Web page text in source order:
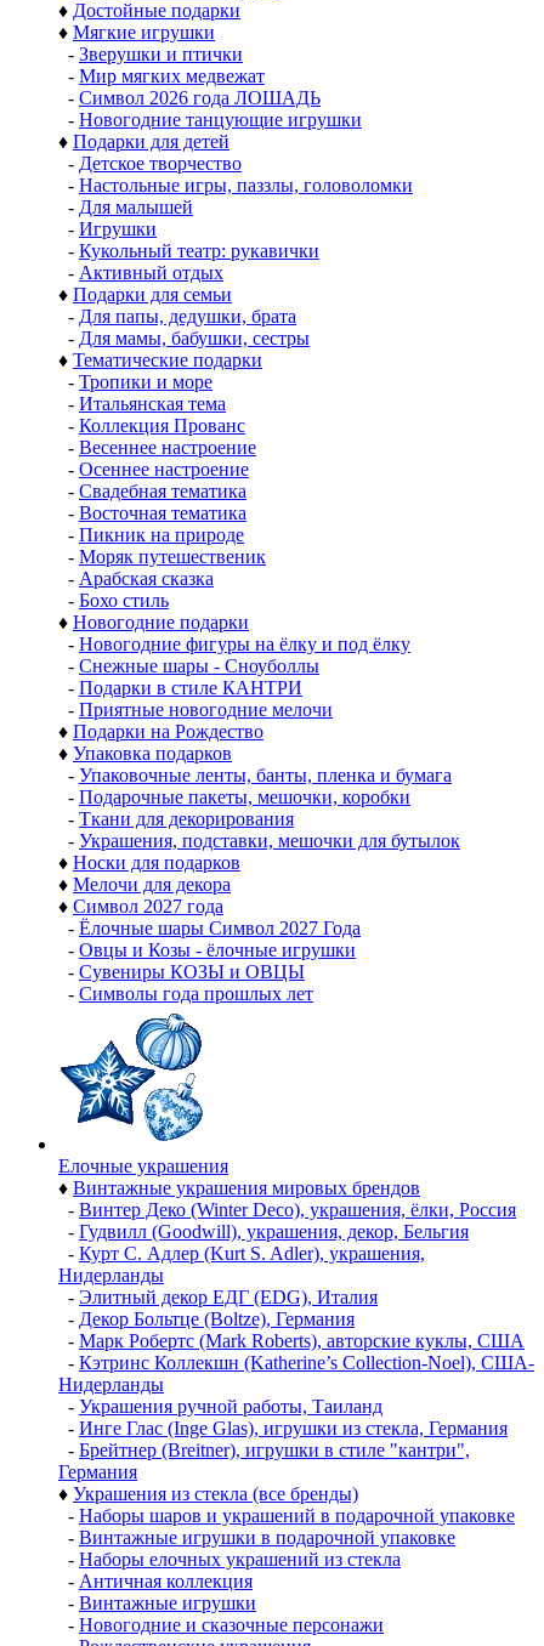
♦ Достойные подарки
♦ Мягкие игрушки
- Зверушки и птички
- Мир мягких медвежат
- Символ 2026 года ЛОШАДЬ
- Новогодние танцующие игрушки
♦ Подарки для детей
- Детское творчество
- Настольные игры, паззлы, головоломки
- Для малышей
- Игрушки
- Кукольный театр: рукавички
- Активный отдых
♦ Подарки для семьи
- Для папы, дедушки, брата
- Для мамы, бабушки, сестры
♦ Тематические подарки
- Тропики и море
- Итальянская тема
- Коллекция Прованс
- Весеннее настроение
- Осеннее настроение
- Свадебная тематика
- Восточная тематика
- Пикник на природе
- Моряк путешественик
- Арабская сказка
- Бохо стиль
♦ Новогодние подарки
- Новогодние фигуры на ёлку и под ёлку
- Снежные шары - Сноуболлы
- Подарки в стиле КАНТРИ
- Приятные новогодние мелочи
♦ Подарки на Рождество
♦ Упаковка подарков
- Упаковочные ленты, банты, пленка и бумага
- Подарочные пакеты, мешочки, коробки
- Ткани для декорирования
- Украшения, подставки, мешочки для бутылок
♦ Носки для подарков
♦ Мелочи для декора
♦ Символ 2027 года
- Ёлочные шары Символ 2027 Года
- Овцы и Козы - ёлочные игрушки
- Сувениры КОЗЫ и ОВЦЫ
- Символы года прошлых лет
Елочные украшения
♦ Винтажные украшения мировых брендов
- Винтер Деко (Winter Deco), украшения, ёлки, Россия
- Гудвилл (Goodwill), украшения, декор, Бельгия
- Курт С. Адлер (Kurt S. Adler), украшения,
Нидерланды
- Элитный декор ЕДГ (EDG), Италия
- Декор Больтце (Boltze), Германия
- Марк Робертс (Mark Roberts), авторские куклы, США
- Кэтринс Коллекшн (Katherine’s Collection-Noel), США-
Нидерланды
- Украшения ручной работы, Таиланд
- Инге Глас (Inge Glas), игрушки из стекла, Германия
- Брейтнер (Breitner), игрушки в стиле "кантри",
Германия
♦ Украшения из стекла (все бренды)
- Наборы шаров и украшений в подарочной упаковке
- Винтажные игрушки в подарочной упаковке
- Наборы елочных украшений из стекла
- Античная коллекция
- Винтажные игрушки
- Новогодние и сказочные персонажи